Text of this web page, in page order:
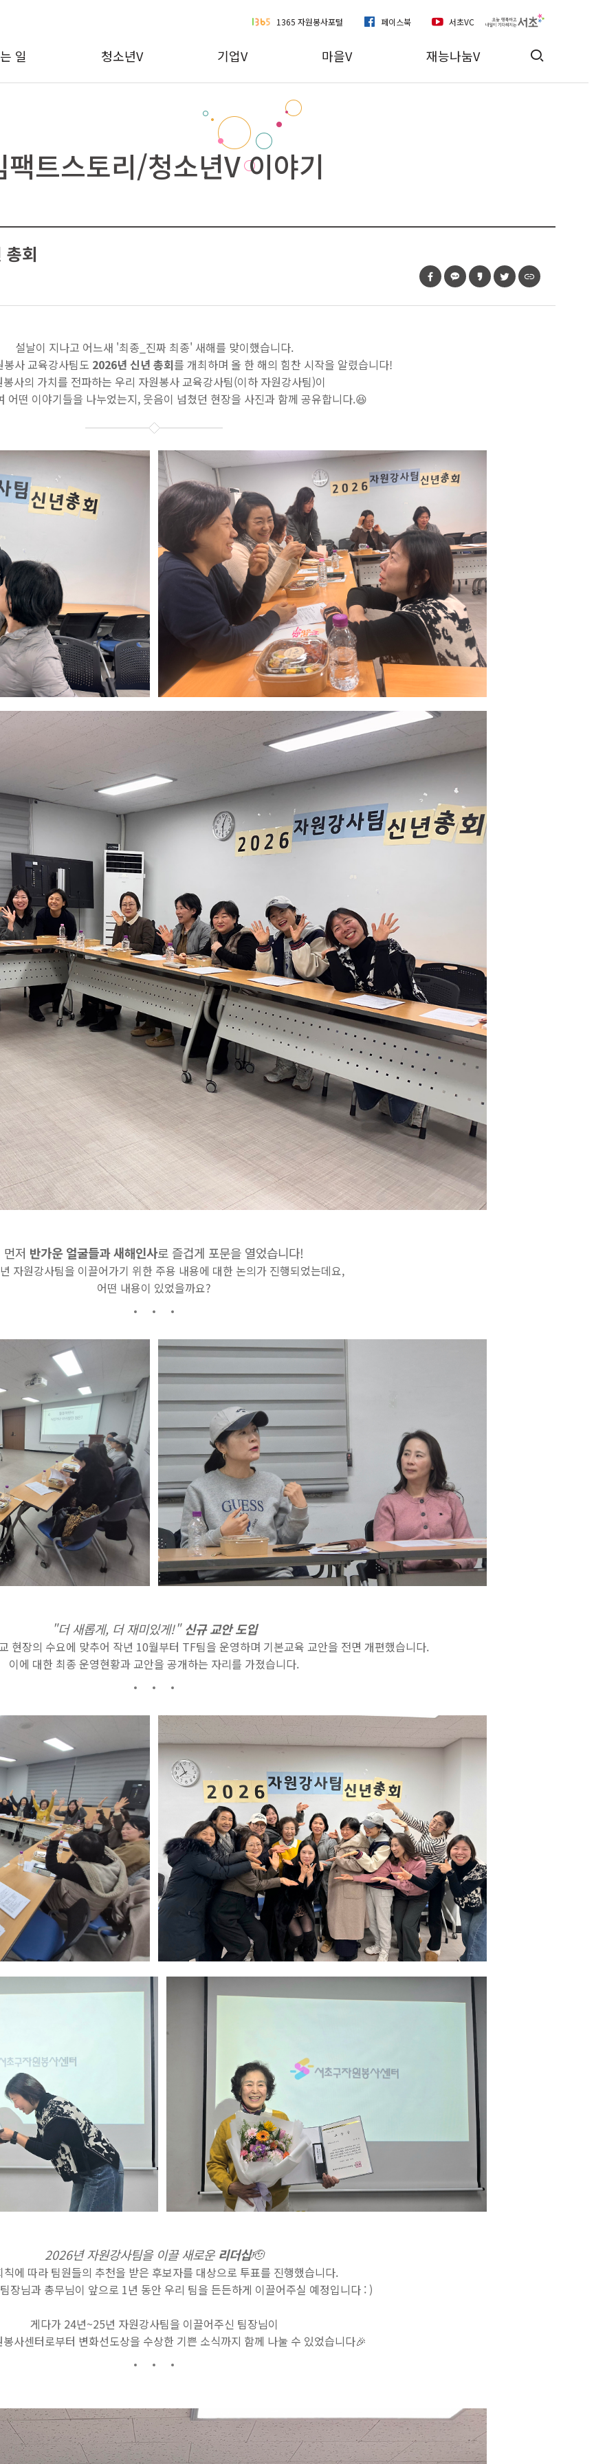
1365 자원봉사포털 페이스북 서초VC
일 청소년V 기업V 마을V 재능나눔V
팩트스토리/청소년V 이야기
회
설날이 지나고 어느새 '최종_진짜 최종' 새해를 맞이했습니다.
사 교육강사팀도 2026년 신년 총회를 개최하며 올 한 해의 힘찬 시작을 알렸습니다!
사의 가치를 전파하는 우리 자원봉사 교육강사팀(이하 자원강사팀)이
어떤 이야기들을 나누었는지, 웃음이 넘쳤던 현장을 사진과 함께 공유합니다.😆
먼저 반가운 얼굴들과 새해인사로 즐겁게 포문을 열었습니다!
자원강사팀을 이끌어가기 위한 주용 내용에 대한 논의가 진행되었는데요,
어떤 내용이 있었을까요?
"더 새롭게, 더 재미있게!"신규 교안 도입
현장의 수요에 맞추어 작년 10월부터 TF팀을 운영하며 기본교육 교안을 전면 개편했습니다.
이에 대한 최종 운영현황과 교안을 공개하는 자리를 가졌습니다.
2026년 자원강사팀을 이끌 새로운 리더십🫡
칙에 따라 팀원들의 추천을 받은 후보자를 대상으로 투표를 진행했습니다.
장님과 총무님이 앞으로 1년 동안 우리 팀을 든든하게 이끌어주실 예정입니다 : )
게다가 24년~25년 자원강사팀을 이끌어주신 팀장님이
사센터로부터 변화선도상을 수상한 기쁜 소식까지 함께 나눌 수 있었습니다🎉